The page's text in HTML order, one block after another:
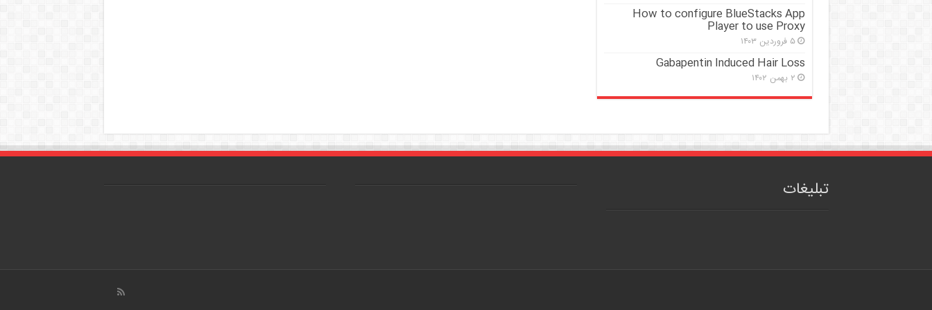
How to configure BlueStacks App
Player to use Proxy
۵ فروردین ۱۴۰۳
Gabapentin Induced Hair Loss
۲ بهمن ۱۴۰۲
تبلیغات